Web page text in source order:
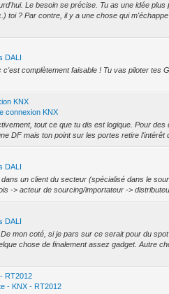
Le besoin se précise. Tu as une idée plus
toi ? Par contre, il y a une chose qui
DALI
complètement faisable ! Tu vas piloter tes
KNX
connexion KNX
tout ce que tu dis est logique. Pour des
DF mais ton point sur les portes retire l'intérêt
DALI
un client du secteur (spécialisé dans le
-> acteur de sourcing/importateur ->
DALI
mon coté, si je pars sur ce serait pour du
chose de finalement assez gadget. Autre
RT2012
- KNX - RT2012